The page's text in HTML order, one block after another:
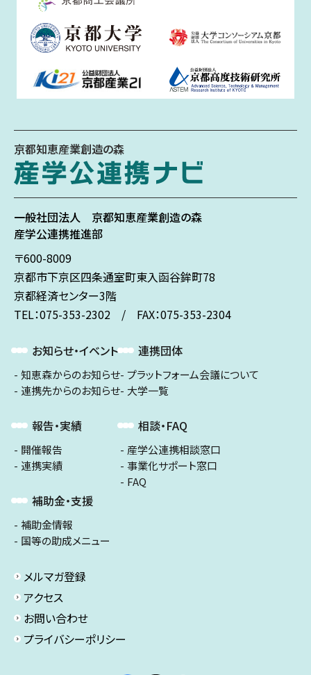
京都知恵産業創造の森
一般社団法人 京都知恵産業創造の森
産学公連携推進部
〒600-8009
京都市下京区四条通室町東入函谷鉾町78
京都経済センター3階
TEL：075-353-2302 / FAX：075-353-2304
お知らせ・イベント
知恵森からのお知らせ
連携先からのお知らせ
報告・実績
開催報告
連携実績
補助金・支援
補助金情報
国等の助成メニュー
連携団体
プラットフォーム会議について
大学一覧
相談・FAQ
産学公連携相談窓口
事業化サポート窓口
FAQ
メルマガ登録
アクセス
お問い合わせ
プライバシーポリシー